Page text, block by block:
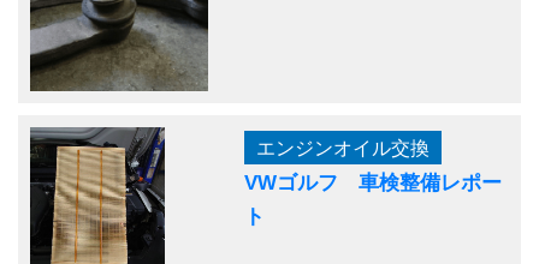
エンジンオイル交換
VWゴルフ 車検整備レポー
ト